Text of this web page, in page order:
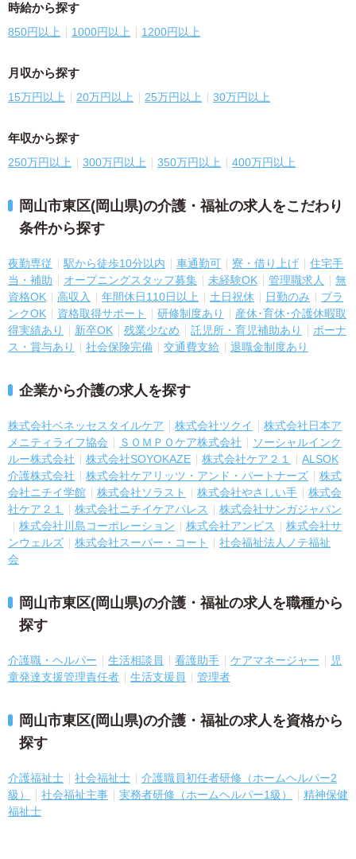
時給から探す
850円以上 1000円以上 1200円以上
月収から探す
15万円以上 20万円以上 25万円以上 30万円以上
年収から探す
250万円以上 300万円以上 350万円以上 400万円以上
岡山市東区(岡山県)の介護・福祉の求人をこだわり
条件から探す
夜勤専従 駅から徒歩10分以内 車通勤可 寮・借り上げ
住宅手
当・補助
オープニングスタッフ募集 未経験OK 管理職求人
無
資格OK
高収入 年間休日110日以上 土日祝休 日勤のみ
ブラ
ンクOK
資格取得サポート 研修制度あり
産休･育休･介護休暇取
得実績あり
新卒OK 残業少なめ 託児所・育児補助あり
ボーナ
ス・賞与あり
社会保険完備 交通費支給 退職金制度あり
企業から介護の求人を探す
株式会社ベネッセスタイルケア 株式会社ツクイ
株式会社日本ア
メニティライフ協会
ＳＯＭＰＯケア株式会社
ソーシャルインク
ルー株式会社
株式会社SOYOKAZE 株式会社ケア２１
ALSOK
介護株式会社
株式会社ケアリッツ・アンド・パートナーズ
株式
会社ニチイ学館
株式会社ソラスト 株式会社やさしい手
株式会
社ケア２１
株式会社ニチイケアパレス
株式会社サンガジャパン
株式会社川島コーポレーション
株式会社アンビス
株式会社サ
ンウェルズ
株式会社スーパー・コート
社会福祉法人ノテ福祉
会
岡山市東区(岡山県)の介護・福祉の求人を職種から
探す
介護職・ヘルパー 生活相談員 看護助手 ケアマネージャー
児
童発達支援管理責任者
生活支援員 管理者
岡山市東区(岡山県)の介護・福祉の求人を資格から
探す
介護福祉士 社会福祉士
介護職員初任者研修（ホームヘルパー2
級）
社会福祉主事 実務者研修（ホームヘルパー1級）
精神保健
福祉士